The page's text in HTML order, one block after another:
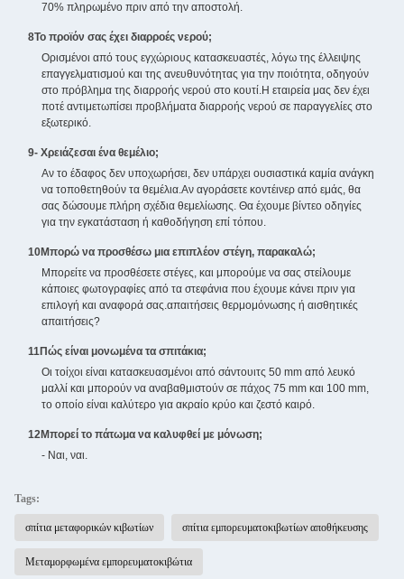
70% πληρωμένο πριν από την αποστολή.
8Το προϊόν σας έχει διαρροές νερού;
Ορισμένοι από τους εγχώριους κατασκευαστές, λόγω της έλλειψης
επαγγελματισμού και της ανευθυνότητας για την ποιότητα, οδηγούν
στο πρόβλημα της διαρροής νερού στο κουτί.Η εταιρεία μας δεν έχει
ποτέ αντιμετωπίσει προβλήματα διαρροής νερού σε παραγγελίες στο
εξωτερικό.
9- Χρειάζεσαι ένα θεμέλιο;
Αν το έδαφος δεν υποχωρήσει, δεν υπάρχει ουσιαστικά καμία ανάγκη
να τοποθετηθούν τα θεμέλια.Αν αγοράσετε κοντέινερ από εμάς, θα
σας δώσουμε πλήρη σχέδια θεμελίωσης. Θα έχουμε βίντεο οδηγίες
για την εγκατάσταση ή καθοδήγηση επί τόπου.
10Μπορώ να προσθέσω μια επιπλέον στέγη, παρακαλώ;
Μπορείτε να προσθέσετε στέγες, και μπορούμε να σας στείλουμε
κάποιες φωτογραφίες από τα στεφάνια που έχουμε κάνει πριν για
επιλογή και αναφορά σας.απαιτήσεις θερμομόνωσης ή αισθητικές
απαιτήσεις?
11Πώς είναι μονωμένα τα σπιτάκια;
Οι τοίχοι είναι κατασκευασμένοι από σάντουιτς 50 mm από λευκό
μαλλί και μπορούν να αναβαθμιστούν σε πάχος 75 mm και 100 mm,
το οποίο είναι καλύτερο για ακραίο κρύο και ζεστό καιρό.
12Μπορεί το πάτωμα να καλυφθεί με μόνωση;
- Ναι, ναι.
Tags:
σπίτια μεταφορικών κιβωτίων σπίτια εμπορευματοκιβωτίων αποθήκευσης
Μεταμορφωμένα εμπορευματοκιβώτια